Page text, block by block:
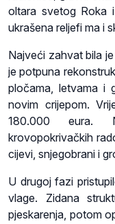
oltara svetog Roka
ukrašena reljefi ma i
Najveći zahvat bila
je potpuna
pločama, letvama i
novim crijepom.
180.000 eura.
krovopokrivačkih
cijevi, snjegobrani i
U drugoj fazi
vlage. Zidana
pjeskarenja, potom